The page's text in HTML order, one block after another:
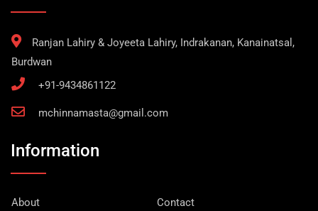
Ranjan Lahiry & Joyeeta Lahiry, Indrakanan, Kanainatsal,
Burdwan
+91-9434861122
mchinnamasta@gmail.com
Information
About Contact